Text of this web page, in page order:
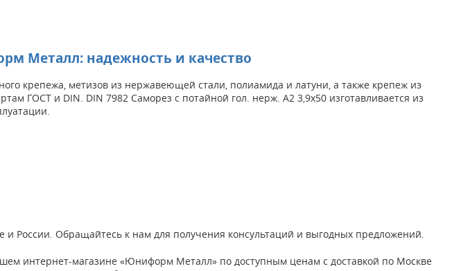
Металл: надежность и качество
крепежа, метизов из нержавеющей стали, полиамида и латуни, а также крепеж из
ГОСТ и DIN. DIN 7982 Саморез с потайной гол. нерж. А2 3,9х50 изготавливается из
и России. Обращайтесь к нам для получения консультаций и выгодных предложений.
интернет-магазине «Юниформ Металл» по доступным ценам с доставкой по Москве